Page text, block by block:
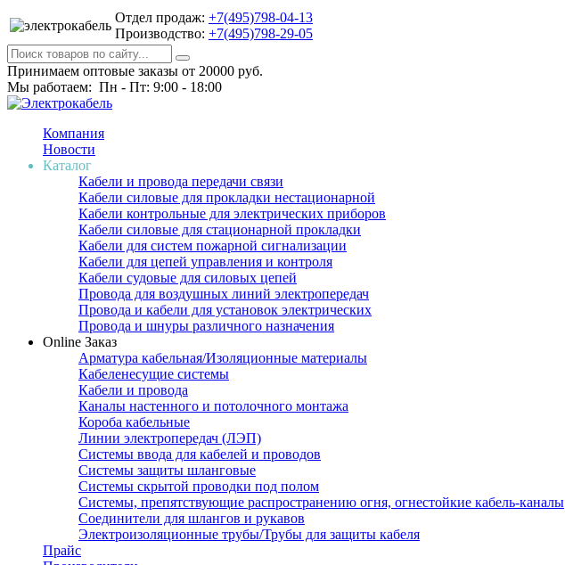
Отдел продаж: +7(495)798-04-13
Производство: +7(495)798-29-05
Принимаем оптовые заказы от 20000 руб.
Мы работаем: Пн - Пт: 9:00 - 18:00
Компания
Новости
Каталог
Кабели и провода передачи связи
Кабели силовые для прокладки нестационарной
Кабели контрольные для электрических приборов
Кабели силовые для стационарной прокладки
Кабели для систем пожарной сигнализации
Кабели для цепей управления и контроля
Кабели судовые для силовых цепей
Провода для воздушных линий электропередач
Провода и кабели для установок электрических
Провода и шнуры различного назначения
Online Заказ
Арматура кабельная/Изоляционные материалы
Кабеленесущие системы
Кабели и провода
Каналы настенного и потолочного монтажа
Короба кабельные
Линии электропередач (ЛЭП)
Системы ввода для кабелей и проводов
Системы защиты шланговые
Системы скрытой проводки под полом
Системы, препятствующие распространению огня, огнестойкие кабель-каналы
Соединители для шлангов и рукавов
Электроизоляционные трубы/Трубы для защиты кабеля
Прайс